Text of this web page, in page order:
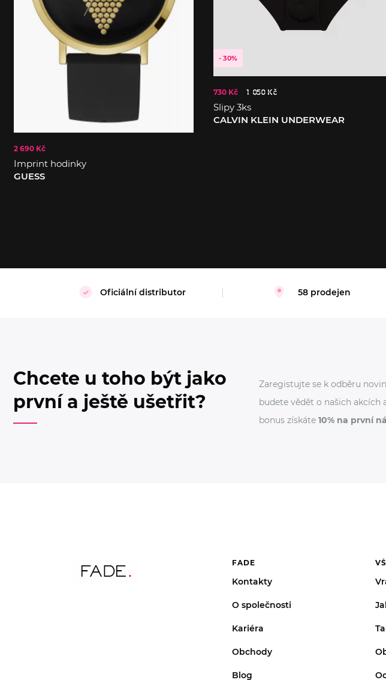
2 690 Kč
Imprint hodinky
GUESS
- 30%
730 Kč 1 050 Kč
Slipy 3ks
CALVIN KLEIN UNDERWEAR
Oficiální distributor 58 prodejen
Chcete u toho být jako
první a ještě ušetřit?
Zaregistujte se k odběru
budete vědět o našich akcích
bonus získáte 10% na první
FADE
Kontakty
O společnosti
Kariéra
Obchody
Blog